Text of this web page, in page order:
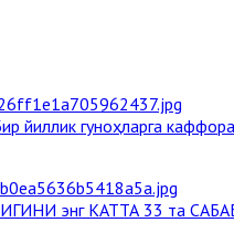
йиллик гуноҳларга
энг КАТТА 33 та